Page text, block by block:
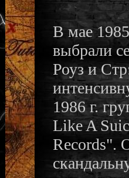
В мае
выбрали
Роуз и
1986 г.
Like A
Records".